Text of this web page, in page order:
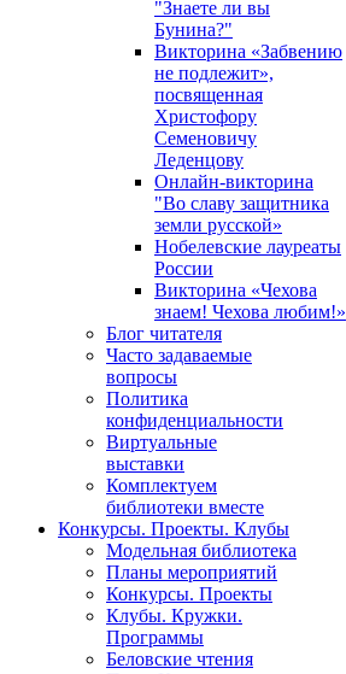
"Знаете ли вы
Бунина?"
Викторина «Забвению
не подлежит»,
посвященная
Христофору
Семеновичу
Леденцову
Онлайн-викторина
"Во славу защитника
земли русской»
Нобелевские лауреаты
России
Викторина «Чехова
знаем! Чехова любим!»
Блог читателя
Часто задаваемые
вопросы
Политика
конфиденциальности
Виртуальные
выставки
Комплектуем
библиотеки вместе
Конкурсы. Проекты. Клубы
Модельная библиотека
Планы мероприятий
Конкурсы. Проекты
Клубы. Кружки.
Программы
Беловские чтения